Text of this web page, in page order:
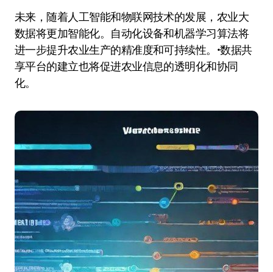
未来，随着人工智能和物联网技术的发展，农业大
数据将更加智能化。自动化设备和机器学习算法将
进一步提升农业生产的精准度和可持续性。•数据共
享平台的建立也将促进农业信息的透明化和协同
化。